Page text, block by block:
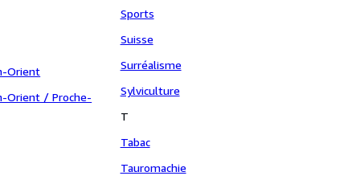
Orient
Orient / Proche-
Sports
Suisse
Surréalisme
Sylviculture
T
Tabac
Tauromachie